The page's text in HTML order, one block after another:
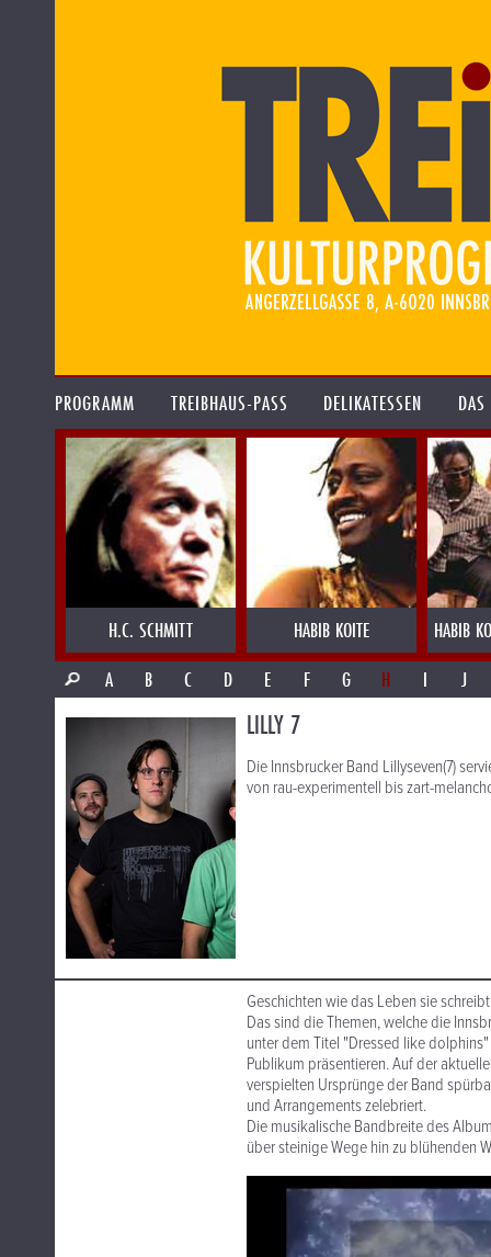
PROGRAMM TREIBHAUS-PASS DELIKATESSEN
H.C. SCHMITT HABIB KOITE
HABIB
A
B C D E F G H I J
LILLY 7
Die Innsbrucker Band Lillyseven(7)
von rau-experimentell bis zart-
Geschichten wie das Leben sie
Das sind die Themen, welche die
unter dem Titel "Dressed like
Publikum präsentieren. Auf der
verspielten Ursprünge der Band
und Arrangements zelebriert.
Die musikalische Bandbreite des
über steinige Wege hin zu blühenden